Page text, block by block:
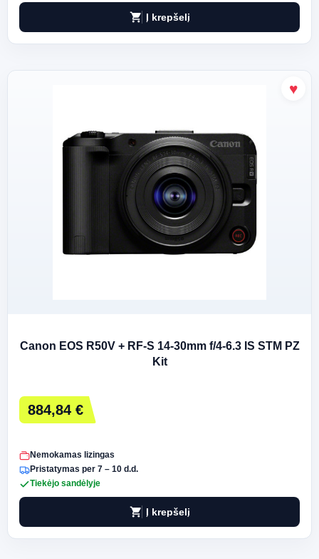
shopping_cart Į krepšelį
Canon EOS R50V + RF-S 14-30mm f/4-6.3 IS STM PZ
Kit
884,84 €
Nemokamas lizingas
Pristatymas per 7 – 10 d.d.
Tiekėjo sandėlyje
shopping_cart Į krepšelį